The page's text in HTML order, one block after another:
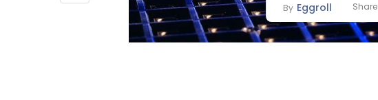
By Eggroll Share